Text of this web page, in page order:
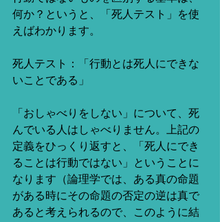
何か？というと、「死人テスト」を使
えばわかります。
死人テスト：「行動とは死人にできな
いことである」
「おしゃべりをしない」について、死
んでいる人はしゃべりません。上記の
定義をひっくり返すと、「死人にでき
ることは行動ではない」ということに
なります（論理学では、ある真の命題
がある時にその命題の否定の逆は真で
あると考えられるので、このように結